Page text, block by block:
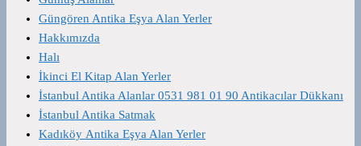
Güngören Antika Eşya Alan Yerler
Hakkımızda
Halı
İkinci El Kitap Alan Yerler
İstanbul Antika Alanlar 0531 981 01 90 Antikacılar Dükkanı
İstanbul Antika Satmak
Kadıköy Antika Eşya Alan Yerler